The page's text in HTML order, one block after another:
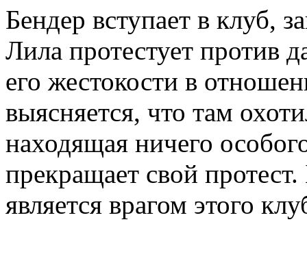
Бендер вступает в клуб,
Лила протестует против
его жестокости в
выясняется, что там
находящая ничего
прекращает свой
является врагом этого